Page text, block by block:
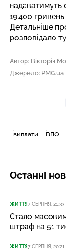
надаватимуть
19 400
Детальніше
розповідало
Автор: Вікторія
Джерело: PMG.ua
виплати ВПО
Останні
ЖИТТЯ7 СЕРПНЯ, 21:33
Стало
штраф на 51
ЖИТТЯ7 СЕРПНЯ, 20:21